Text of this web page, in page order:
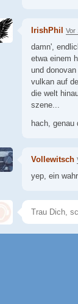
IrishPhil Vor
damn',
etwa einem
und
vulkan auf
die welt
szene...
hach,
Vollewitsch
yep, ein